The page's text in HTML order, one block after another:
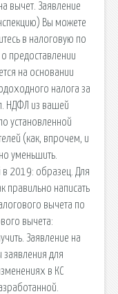
вычет. Заявление
Вы можете
в налоговую по
предоставлении
на основании
налога за
НДФЛ из вашей
установленной
(как, впрочем, и
уменьшить.
в 2019: образец. Для
правильно написать
вычета по
вычета:
Заявление на
для
в КС